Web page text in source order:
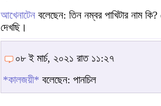
আখেনাটেন বলেছেন: তিন নম্বর পাখিটার নাম
দেখছি।
০৮ ই মার্চ, ২০২১ রাত ১১:২৭
*কালজয়ী* বলেছেন: পানচিল